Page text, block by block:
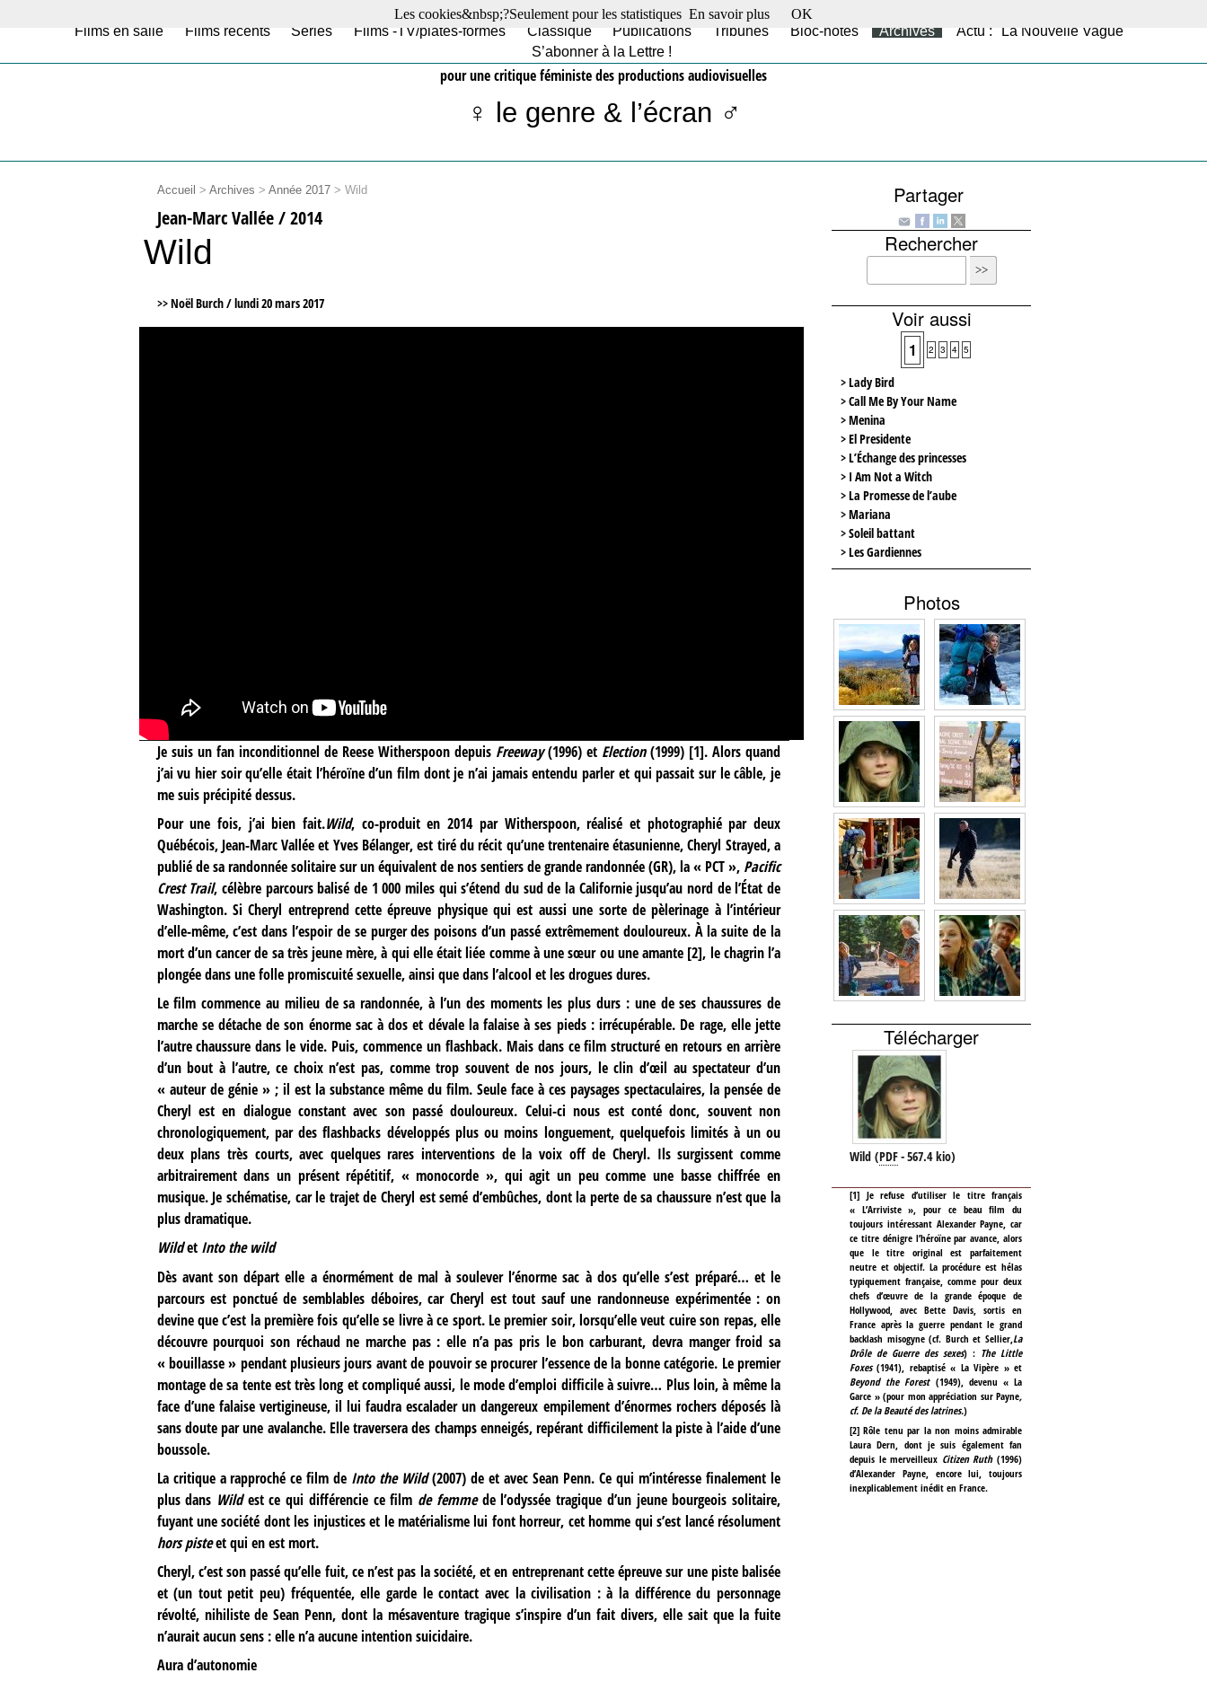
Films en salle Films récents Séries Films -TV/plates-formes Classique Publications Tribunes Bloc-notes Archives
Actu : "La Nouvelle Vague"
S’abonner à la Lettre !
pour une critique féministe des productions audiovisuelles
♀ le genre & l’écran ♂
Accueil > Archives > Année 2017> Wild
Jean-Marc Vallée / 2014
Wild
>> Noël Burch /lundi 20 mars 2017
Je suis un fan inconditionnel de Reese Witherspoon depuis Freeway(1996) et Election(1999)[1]. Alors quand
j’ai vu hier soir qu’elle était l’héroïne d’un film dont je n’ai jamais entendu parler et qui passait sur le câble, je
me suis précipité dessus.
Pour une fois, j’ai bien fait.Wild, co-produit en 2014 par Witherspoon, réalisé et photographié par deux
Québécois, Jean-Marc Vallée et Yves Bélanger, est tiré du récit qu’une trentenaire étasunienne, Cheryl Strayed, a
publié de sa randonnée solitaire sur un équivalent de nos sentiers de grande randonnée (GR), la « PCT », Pacific
Crest Trail, célèbre parcours balisé de 1 000 miles qui s’étend du sud de la Californie jusqu’au nord de l’État de
Washington. Si Cheryl entreprend cette épreuve physique qui est aussi une sorte de pèlerinage à l’intérieur
d’elle-même, c’est dans l’espoir de se purger des poisons d’un passé extrêmement douloureux. À la suite de la
mort d’un cancer de sa très jeune mère, à qui elle était liée comme à une sœur ou une amante [2], le chagrin l’a
plongée dans une folle promiscuité sexuelle, ainsi que dans l’alcool et les drogues dures.
Le film commence au milieu de sa randonnée, à l’un des moments les plus durs : une de ses chaussures de
marche se détache de son énorme sac à dos et dévale la falaise à ses pieds : irrécupérable. De rage, elle jette
l’autre chaussure dans le vide. Puis, commence un flashback. Mais dans ce film structuré en retours en arrière
d’un bout à l’autre, ce choix n’est pas, comme trop souvent de nos jours, le clin d’œil au spectateur d’un
« auteur de génie » ; il est la substance même du film. Seule face à ces paysages spectaculaires, la pensée de
Cheryl est en dialogue constant avec son passé douloureux. Celui-ci nous est conté donc, souvent non
chronologiquement, par des flashbacks développés plus ou moins longuement, quelquefois limités à un ou
deux plans très courts, avec quelques rares interventions de la voix off de Cheryl. Ils surgissent comme
arbitrairement dans un présent répétitif, « monocorde », qui agit un peu comme une basse chiffrée en
musique. Je schématise, car le trajet de Cheryl est semé d’embûches, dont la perte de sa chaussure n’est que la
plus dramatique.
Wildet Into the wild
Dès avant son départ elle a énormément de mal à soulever l’énorme sac à dos qu’elle s’est préparé… et le
parcours est ponctué de semblables déboires, car Cheryl est tout sauf une randonneuse expérimentée : on
devine que c’est la première fois qu’elle se livre à ce sport. Le premier soir, lorsqu’elle veut cuire son repas, elle
découvre pourquoi son réchaud ne marche pas : elle n’a pas pris le bon carburant, devra manger froid sa
« bouillasse » pendant plusieurs jours avant de pouvoir se procurer l’essence de la bonne catégorie. Le premier
montage de sa tente est très long et compliqué aussi, le mode d’emploi difficile à suivre… Plus loin, à même la
face d’une falaise vertigineuse, il lui faudra escalader un dangereux empilement d’énormes rochers déposés là
sans doute par une avalanche. Elle traversera des champs enneigés, repérant difficilement la piste à l’aide d’une
boussole.
La critique a rapproché ce film de Into the Wild(2007) de et avec Sean Penn. Ce qui m’intéresse finalement le
plus dans Wildest ce qui différencie ce film de femmede l’odyssée tragique d’un jeune bourgeois solitaire,
fuyant une société dont les injustices et le matérialisme lui font horreur, cet homme qui s’est lancé résolument
hors pisteet qui en est mort.
Cheryl, c’est son passé qu’elle fuit, ce n’est pas la société, et en entreprenant cette épreuve sur une piste balisée
et (un tout petit peu) fréquentée, elle garde le contact avec la civilisation : à la différence du personnage
révolté, nihiliste de Sean Penn, dont la mésaventure tragique s’inspire d’un fait divers, elle sait que la fuite
n’aurait aucun sens : elle n’a aucune intention suicidaire.
Aura d’autonomie
Partager
Rechercher
Voir aussi
1 2 3 4 5
> Lady Bird
> Call Me By Your Name
> Menina
> El Presidente
> L’Échange des princesses
> I Am Not a Witch
> La Promesse de l’aube
> Mariana
> Soleil battant
> Les Gardiennes
Photos
Télécharger
Wild (PDF-567.4 kio)
[1] Je refuse d’utiliser le titre français
« L’Arriviste », pour ce beau film du
toujours intéressant Alexander Payne, car
ce titre dénigre l’héroïne par avance, alors
que le titre original est parfaitement
neutre et objectif. La procédure est hélas
typiquement française, comme pour deux
chefs d’œuvre de la grande époque de
Hollywood, avec Bette Davis, sortis en
France après la guerre pendant le grand
backlash misogyne (cf. Burch et Sellier,La
Drôle de Guerre des sexes) : The Little
Foxes(1941), rebaptisé « La Vipère » et
Beyond the Forest(1949), devenu « La
Garce » (pour mon appréciation sur Payne,
cf. De la Beauté des latrines.)
[2]Rôle tenu par la non moins admirable
Laura Dern, dont je suis également fan
depuis le merveilleux Citizen Ruth(1996)
d’Alexander Payne, encore lui, toujours
inexplicablement inédit en France.
Les cookies&nbsp;?Seulement pour les statistiques En savoir plus OK